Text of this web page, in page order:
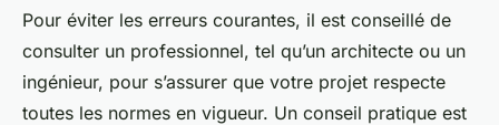
Pour éviter les erreurs courantes, il est conseillé de
consulter un professionnel, tel qu’un architecte ou un
ingénieur, pour s’assurer que votre projet respecte
toutes les normes en vigueur. Un conseil pratique est